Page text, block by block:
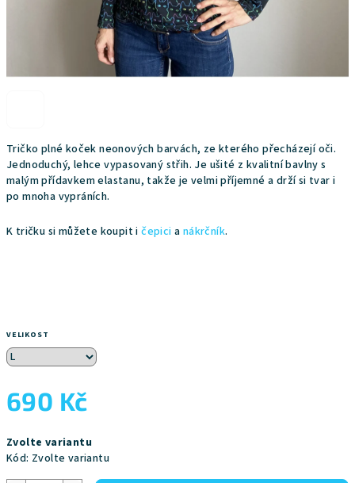
Tričko plné koček neonových barvách, ze kterého přecházejí oči.
Jednoduchý, lehce vypasovaný střih. Je ušité z kvalitní bavlny s
malým přídavkem elastanu, takže je velmi příjemné a drží si tvar i
po mnoha vypráních.
K tričku si můžete koupit ičepici a nákrčník.
VELIKOST
690 Kč
cena:
Zvolte variantu
Kód: Zvolte variantu